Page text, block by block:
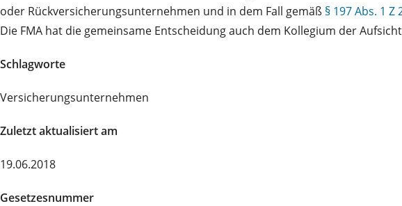
oder Rückversicherungsunternehmen und in dem Fall gemäß § 197 Abs. 1 Z
Die FMA hat die gemeinsame Entscheidung auch dem Kollegium der
Schlagworte
Versicherungsunternehmen
Zuletzt aktualisiert am
19.06.2018
Gesetzesnummer